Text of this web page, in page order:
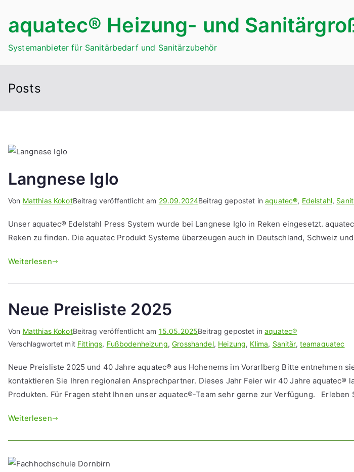
Inhalt
springen
aquatec® Heizung- und
Systemanbieter für Sanitärbedarf und Sanitärzubehör
Posts
Langnese Iglo
Von Matthias KokotBeitrag veröffentlicht am 29.09.2024Beitrag gepostet inaquatec®, Edelstahl,
Unser aquatec® Edelstahl Press System wurde bei Langnese Iglo in Reken eingesetzt.
Reken zu finden. Die aquatec Produkt Systeme überzeugen auch in Deutschland, Schweiz
Weiterlesen
Neue Preisliste 2025
Von Matthias KokotBeitrag veröffentlicht am 15.05.2025Beitrag gepostet inaquatec®
Verschlagwortet mit Fittings, Fußbodenheizung,Grosshandel, Heizung, Klima, Sanitär, teamaquatec
Neue Preisliste 2025 und 40 Jahre aquatec® aus Hohenems im Vorarlberg Bitte entnehmen
kontaktieren Sie Ihren regionalen Ansprechpartner. Dieses Jahr Feier wir 40 Jahre aquatec®
Produkten. Für Fragen steht Ihnen unser aquatec®-Team sehr gerne zur Verfügung. Erleben
Weiterlesen